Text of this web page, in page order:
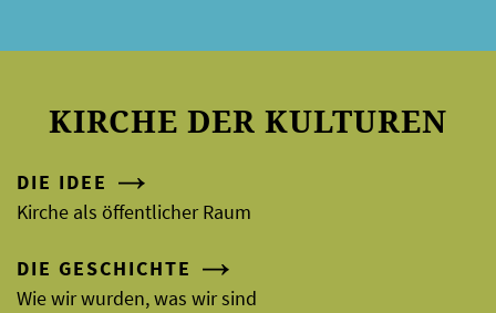
KIRCHE DER KULTUREN
DIE IDEE
Kirche als öffentlicher Raum
DIE GESCHICHTE
Wie wir wurden, was wir sind